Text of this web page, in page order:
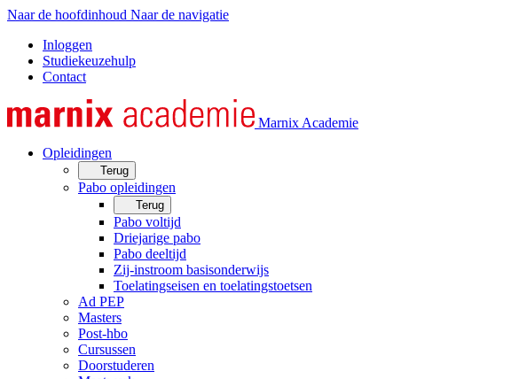
Naar de hoofdinhoud Naar de navigatie
Inloggen
Studiekeuzehulp
Contact
Marnix Academie
Opleidingen
Terug
Pabo opleidingen
Terug
Pabo voltijd
Driejarige pabo
Pabo deeltijd
Zij-instroom basisonderwijs
Toelatingseisen en toelatingstoetsen
Ad PEP
Masters
Post-hbo
Cursussen
Doorstuderen